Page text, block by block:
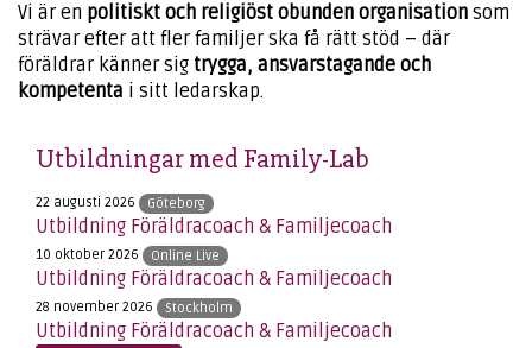
Vi är en politiskt och religiöst obunden organisation som
strävar efter att fler familjer ska få rätt stöd – där
föräldrar känner sig trygga, ansvarstagande och
kompetenta i sitt ledarskap.
Utbildningar med Family-Lab
22 augusti 2026 Göteborg
Utbildning Föräldracoach & Familjecoach
10 oktober 2026 Online Live
Utbildning Föräldracoach & Familjecoach
28 november 2026 Stockholm
Utbildning Föräldracoach & Familjecoach